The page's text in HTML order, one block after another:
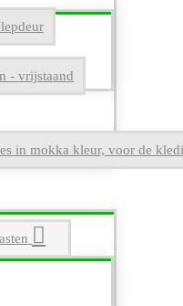
- vrijstaand
in mokka kleur, voor de